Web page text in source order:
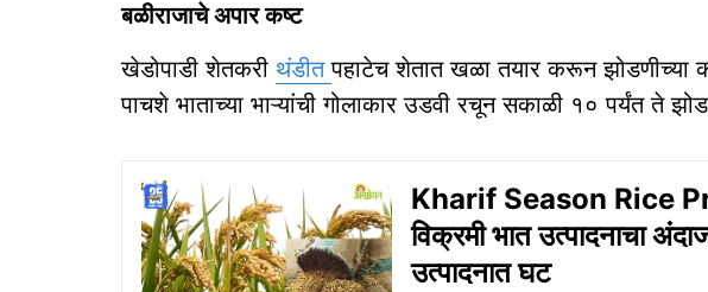
बळीराजाचे अपार कष्ट
खेडोपाडी शेतकरी थंडीतपहाटेच शेतात खळा तयार करून झोडणीच्या
पाचशे भाताच्या भाऱ्यांची गोलाकार उडवी रचून सकाळी १० पर्यंत ते
Kharif Season Rice
विक्रमी भात उत्पादनाचा
उत्पादनात घट